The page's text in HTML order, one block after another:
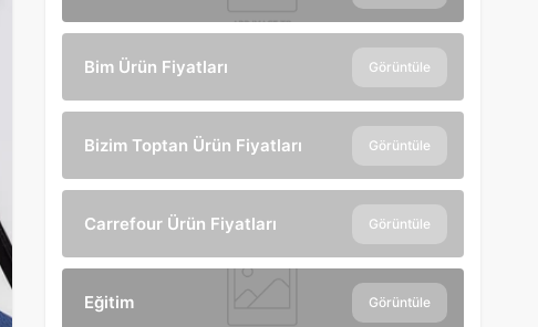
Bim Ürün Fiyatları Görüntüle
Bizim Toptan Ürün Fiyatları Görüntüle
Carrefour Ürün Fiyatları Görüntüle
Eğitim Görüntüle